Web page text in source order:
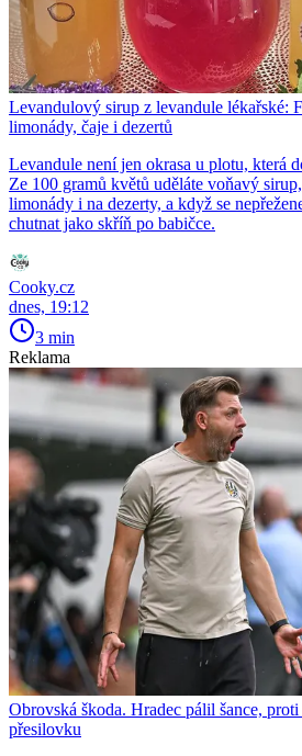
Levandulový sirup z levandule lékařské:
limonády, čaje i dezertů
Levandule není jen okrasa u plotu, která
Ze 100 gramů květů uděláte voňavý
limonády i na dezerty, a když se
chutnat jako skříň po babičce.
Cooky.cz
dnes, 19:12
3 min
Reklama
Obrovská škoda. Hradec pálil šance,
přesilovku